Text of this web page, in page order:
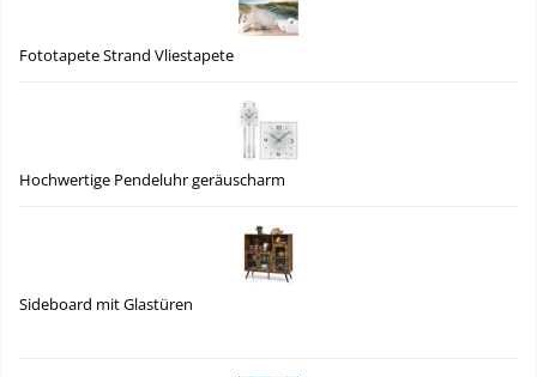
Fototapete Strand Vliestapete
Hochwertige Pendeluhr geräuscharm
Sideboard mit Glastüren